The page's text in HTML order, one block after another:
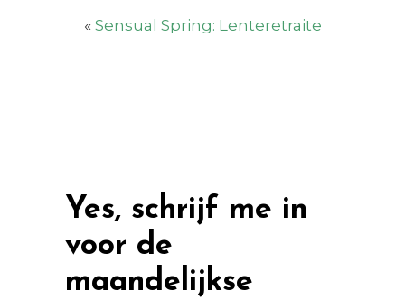
« Sensual Spring: Lenteretraite
Yes, schrijf me in
voor de
maandelijkse